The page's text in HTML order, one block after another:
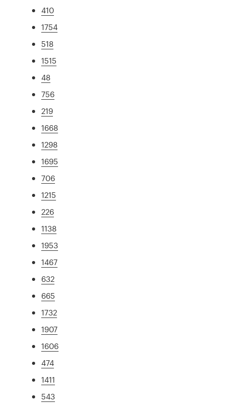
410
1754
518
1515
48
756
219
1668
1298
1695
706
1215
226
1138
1953
1467
632
665
1732
1907
1606
474
1411
543